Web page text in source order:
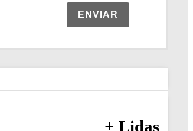
ENVIAR
+ Lidas